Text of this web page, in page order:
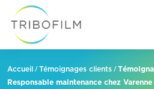
Accueil /Témoignages clients /
Responsable maintenance chez